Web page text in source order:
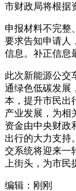
市财政局将根据
申报材料不完整
要求告知申请人
信息。补正信息
此次新能源公交
通绿色低碳发展
本，提升市民出
产业发展，为相
资金由中央财政
出行的大力支持
交系统将迎来一
上街头，为市民
编辑：刚刚